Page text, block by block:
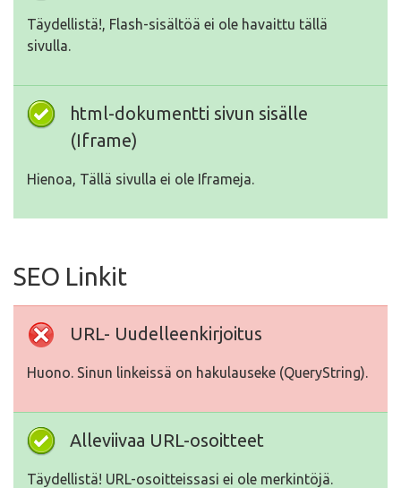
Täydellistä!, Flash-sisältöä ei ole havaittu tällä
sivulla.
html-dokumentti sivun sisälle
(Iframe)
Hienoa, Tällä sivulla ei ole Iframeja.
SEO Linkit
URL- Uudelleenkirjoitus
Huono. Sinun linkeissä on hakulauseke (QueryString).
Alleviivaa URL-osoitteet
Täydellistä! URL-osoitteissasi ei ole merkintöjä.